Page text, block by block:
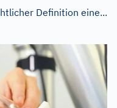
Definition eine...